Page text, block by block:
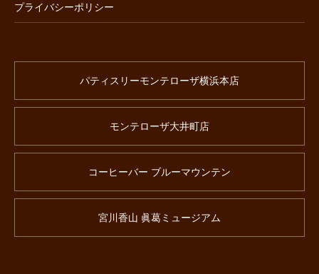
プライバシーポリシー
パティスリーモンテローザ横浜本店
モンテローザ大井町店
コーヒーバー ブルーマウンテン
宮川香山 眞葛ミュージアム